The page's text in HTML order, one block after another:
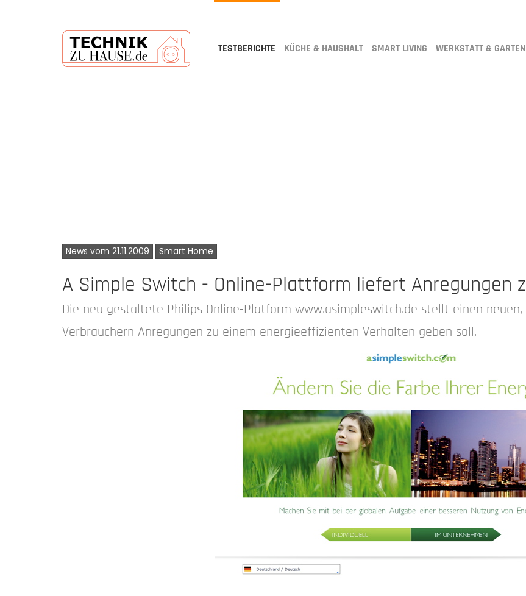
TESTBERICHTE KÜCHE & HAUSHALT SMART LIVING WERKSTATT & GARTEN
News vom 21.11.2009 Smart Home
A Simple Switch - Online-Plattform liefert Anregungen
Die neu gestaltete Philips Online-Platform www.asimpleswitch.de stellt einen
Verbrauchern Anregungen zu einem energieeffizienten Verhalten geben soll.